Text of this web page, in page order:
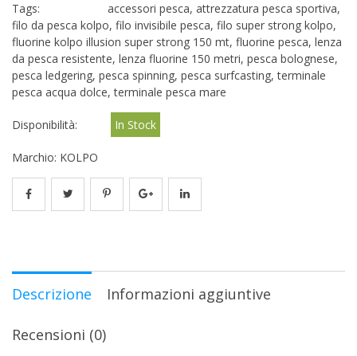
Tags:
accessori pesca, attrezzatura pesca sportiva,
filo da pesca kolpo, filo invisibile pesca, filo super strong kolpo,
fluorine kolpo illusion super strong 150 mt, fluorine pesca, lenza
da pesca resistente, lenza fluorine 150 metri, pesca bolognese,
pesca ledgering, pesca spinning, pesca surfcasting,terminale
pesca acqua dolce,terminale pesca mare
Disponibilità: In Stock
Marchio: KOLPO
Descrizione Informazioni aggiuntive
Recensioni (0)